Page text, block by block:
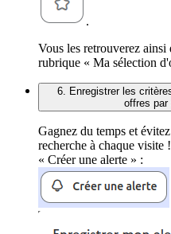
.
Vous les retrouverez ainsi
rubrique « Ma sélection
6. Enregistrer les
offres par
Gagnez du temps et
recherche à chaque visite
« Créer une alerte » :